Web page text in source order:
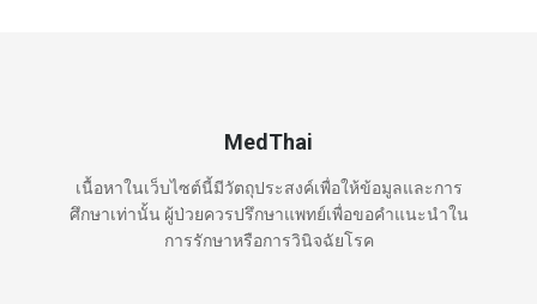
MedThai
เนื้อหาในเว็บไซต์นี้มีวัตถุประสงค์เพื่อให้ข้อมูลและการ
ศึกษาเท่านั้น ผู้ป่วยควรปรึกษาแพทย์เพื่อขอคำแนะนำใน
การรักษาหรือการวินิจฉัยโรค